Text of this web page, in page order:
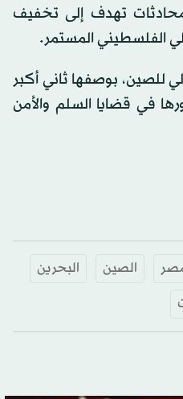
محادثات تهدف إلى تخفيف
الفلسطيني المستمر.
للصين، بوصفها ثاني أكبر
في قضايا السلم والأمن
الصين
البحرين